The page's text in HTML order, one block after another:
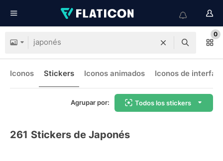
0
Iconos Stickers Iconos animados Iconos de interfaz
Agrupar por: Todos los stickers
261 Stickers de Japonés